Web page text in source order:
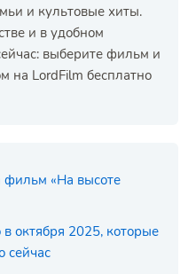
и культовые хиты.
и в удобном
выберите фильм и
на LordFilm бесплатно
фильм «На высоте
октября 2025, которые
сейчас